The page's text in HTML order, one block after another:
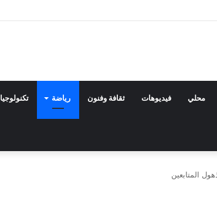
محلي فيديوهات ثقافة وفنون رياضة تكنولوجيا
المتابعين